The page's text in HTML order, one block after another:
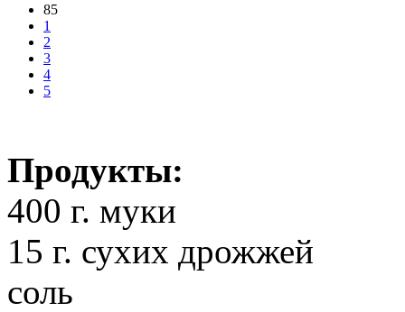
85
1
2
3
4
5
Продукты:
400 г. муки
15 г. сухих дрожжей
соль